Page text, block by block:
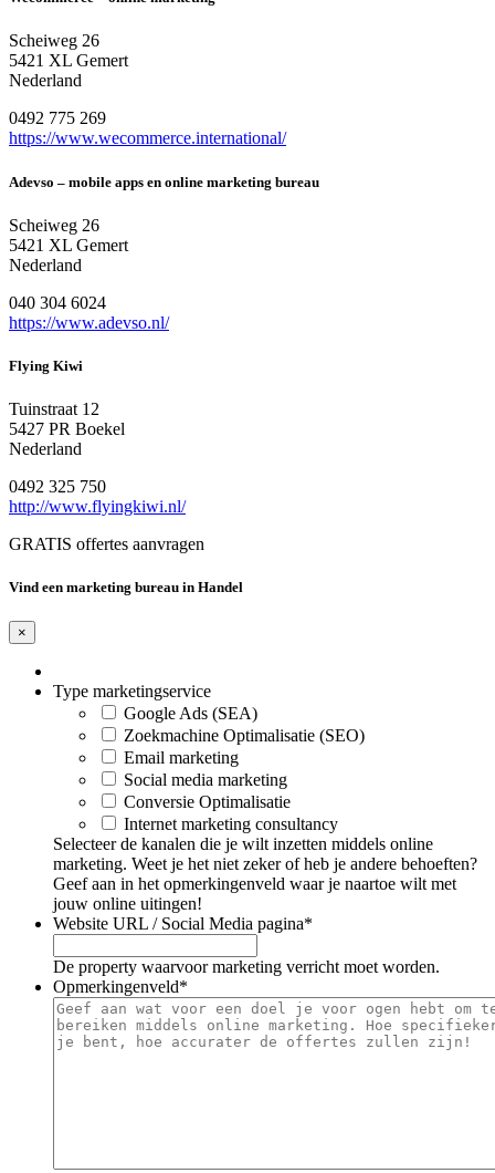
Scheiweg 26
5421 XL Gemert
Nederland
0492 775 269
https://www.wecommerce.international/
Adevso – mobile apps en online marketing bureau
Scheiweg 26
5421 XL Gemert
Nederland
040 304 6024
https://www.adevso.nl/
Flying Kiwi
Tuinstraat 12
5427 PR Boekel
Nederland
0492 325 750
http://www.flyingkiwi.nl/
GRATIS offertes aanvragen
Vind een marketing bureau in Handel
×
Type marketingservice
Google Ads (SEA)
Zoekmachine Optimalisatie (SEO)
Email marketing
Social media marketing
Conversie Optimalisatie
Internet marketing consultancy
Selecteer de kanalen die je wilt inzetten middels online
marketing. Weet je het niet zeker of heb je andere behoeften?
Geef aan in het opmerkingenveld waar je naartoe wilt met
jouw online uitingen!
Website URL / Social Media pagina*
De property waarvoor marketing verricht moet worden.
Opmerkingenveld*